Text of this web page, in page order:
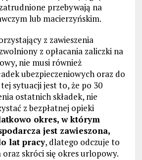
przebywają na
lub macierzyńskim.
z zawieszenia
z opłacania zaliczki na
nie musi również
ubezpieczeniowych oraz do
sytuacji jest to, że po 30
ostatnich składek, nie
z bezpłatnej opieki
okres, w którym
jest zawieszona,
lat pracy, dlatego odczuje to
skróci się okres urlopowy.